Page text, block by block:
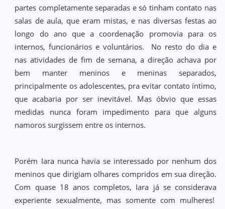
partes completamente separadas e só tinham contato nas
salas de aula, que eram mistas, e nas diversas festas ao
longo do ano que a coordenação promovia para os
internos, funcionários e voluntários. No resto do dia e
nas atividades de fim de semana, a direção achava por
bem manter meninos e meninas separados,
principalmente os adolescentes, pra evitar contato íntimo,
que acabaria por ser inevitável. Mas óbvio que essas
medidas nunca foram impedimento para que alguns
namoros surgissem entre os internos.
Porém Iara nunca havia se interessado por nenhum dos
meninos que dirigiam olhares compridos em sua direção.
Com quase 18 anos completos, Iara já se considerava
experiente sexualmente, mas somente com mulheres!